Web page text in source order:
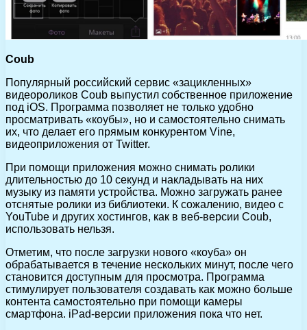
Coub
Популярный российский сервис «зацикленных»
видеороликов Coub выпустил собственное приложение
под iOS. Программа позволяет не только удобно
просматривать «коубы», но и самостоятельно снимать
их, что делает его прямым конкурентом Vine,
видеоприложения от Twitter.
При помощи приложения можно снимать ролики
длительностью до 10 секунд и накладывать на них
музыку из памяти устройства. Можно загружать ранее
отснятые ролики из библиотеки. К сожалению, видео с
YouTube и других хостингов, как в веб-версии Coub,
использовать нельзя.
Отметим, что после загрузки нового «коуба» он
обрабатывается в течение нескольких минут, после чего
становится доступным для просмотра. Программа
стимулирует пользователя создавать как можно больше
контента самостоятельно при помощи камеры
смартфона. iPad-версии приложения пока что нет.